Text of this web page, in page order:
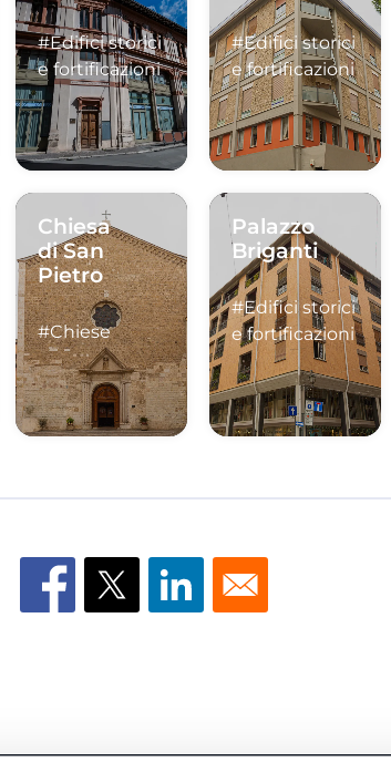
#Edifici storici
e fortificazioni
#Edifici storici
e fortificazioni
Chiesa
di San
Pietro
#Chiese
Palazzo
Briganti
#Edifici storici
e fortificazioni